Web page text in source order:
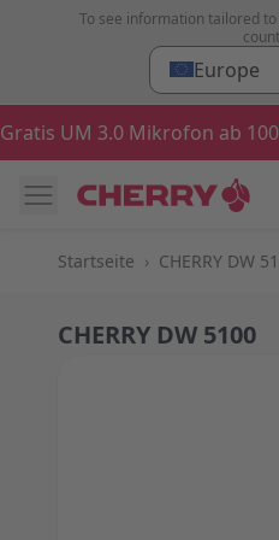
Zum Inhalt springen
To see information tailored
Europe
Startseite › CHERRY DW
CHERRY DW 5100